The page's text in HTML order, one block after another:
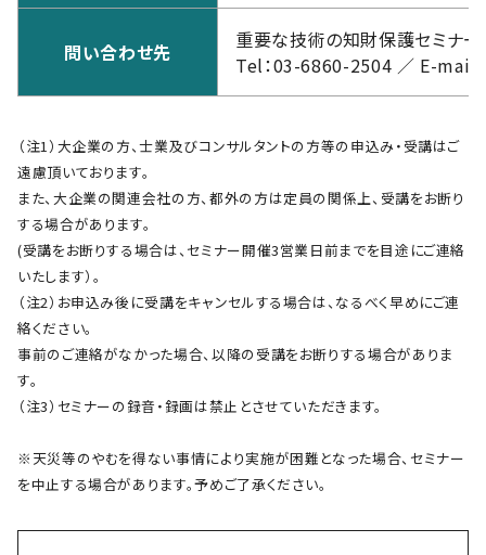
問い合わせ先
重要な技術の知財保護セミナー
Tel：03-6860-2504 ／ E-
（注1）大企業の方、士業及びコンサルタントの方等の申込み・受講はご
遠慮頂いております。
また、大企業の関連会社の方、都外の方は定員の関係上、受講をお断り
する場合があります。
(受講をお断りする場合は、セミナー開催3営業日前までを目途にご連絡
いたします）。
（注2）お申込み後に受講をキャンセルする場合は、なるべく早めにご連
絡ください。
事前のご連絡がなかった場合、以降の受講をお断りする場合がありま
す。
（注3）セミナーの録音・録画は禁止とさせていただきます。
※天災等のやむを得ない事情により実施が困難となった場合、セミナー
を中止する場合があります。予めご了承ください。